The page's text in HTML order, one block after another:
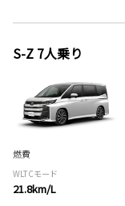
S-Z 7人乗り
燃費
WLTCモード
21.8km/L